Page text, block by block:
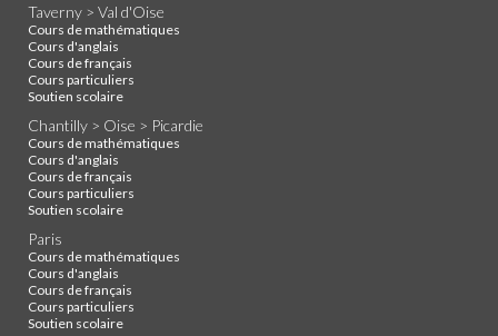
Taverny > Val d'Oise
Cours de mathématiques
Cours d'anglais
Cours de français
Cours particuliers
Soutien scolaire
Chantilly > Oise > Picardie
Cours de mathématiques
Cours d'anglais
Cours de français
Cours particuliers
Soutien scolaire
Paris
Cours de mathématiques
Cours d'anglais
Cours de français
Cours particuliers
Soutien scolaire